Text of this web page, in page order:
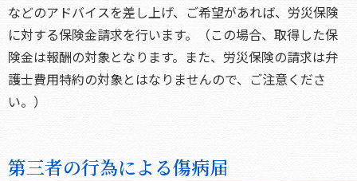
などのアドバイスを差し上げ、ご希望があれば、労災保険
に対する保険金請求を行います。（この場合、取得した保
険金は報酬の対象となります。また、労災保険の請求は弁
護士費用特約の対象とはなりませんので、ご注意くださ
い。）
第三者の行為による傷病届